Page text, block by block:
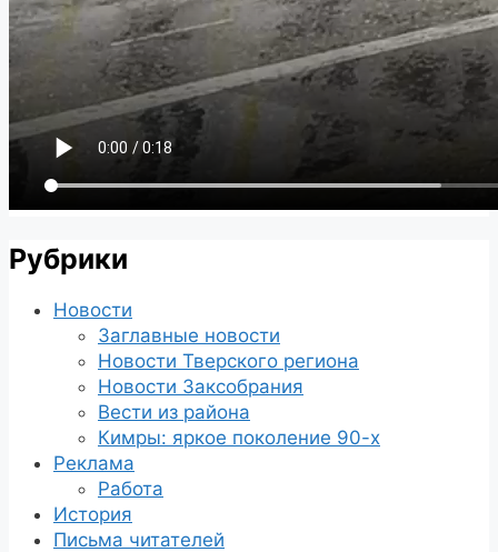
Рубрики
Новости
Заглавные новости
Новости Тверского региона
Новости Заксобрания
Вести из района
Кимры: яркое поколение 90-х
Реклама
Работа
История
Письма читателей